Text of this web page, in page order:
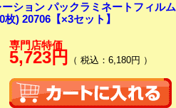
ーション パックラミネートフィルム
) 20706【×3セット】
専門店特価
5,723円 （ 税込：6,180円 ）